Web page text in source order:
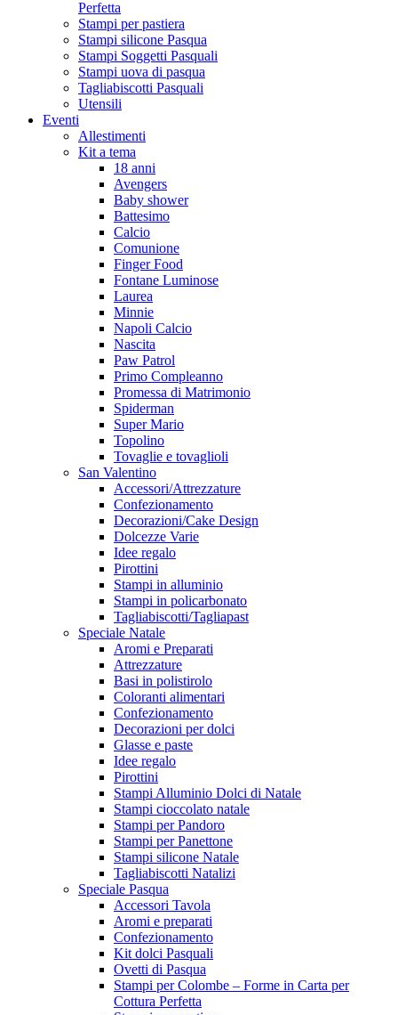
Perfetta
Stampi per pastiera
Stampi silicone Pasqua
Stampi Soggetti Pasquali
Stampi uova di pasqua
Tagliabiscotti Pasquali
Utensili
Eventi
Allestimenti
Kit a tema
18 anni
Avengers
Baby shower
Battesimo
Calcio
Comunione
Finger Food
Fontane Luminose
Laurea
Minnie
Napoli Calcio
Nascita
Paw Patrol
Primo Compleanno
Promessa di Matrimonio
Spiderman
Super Mario
Topolino
Tovaglie e tovaglioli
San Valentino
Accessori/Attrezzature
Confezionamento
Decorazioni/Cake Design
Dolcezze Varie
Idee regalo
Pirottini
Stampi in alluminio
Stampi in policarbonato
Tagliabiscotti/Tagliapast
Speciale Natale
Aromi e Preparati
Attrezzature
Basi in polistirolo
Coloranti alimentari
Confezionamento
Decorazioni per dolci
Glasse e paste
Idee regalo
Pirottini
Stampi Alluminio Dolci di Natale
Stampi cioccolato natale
Stampi per Pandoro
Stampi per Panettone
Stampi silicone Natale
Tagliabiscotti Natalizi
Speciale Pasqua
Accessori Tavola
Aromi e preparati
Confezionamento
Kit dolci Pasquali
Ovetti di Pasqua
Stampi per Colombe – Forme in Carta per
Cottura Perfetta